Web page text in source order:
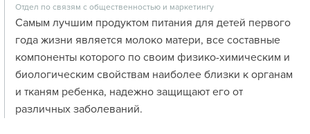
Отдел по связям с общественностью и маркетингу
Самым лучшим продуктом питания для детей первого
года жизни является молоко матери, все составные
компоненты которого по своим физико-химическим и
биологическим свойствам наиболее близки к органам
и тканям ребенка, надежно защищают его от
различных заболеваний.